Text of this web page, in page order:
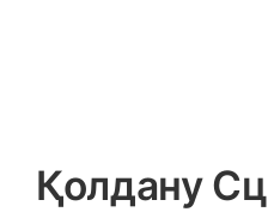
Қолдану